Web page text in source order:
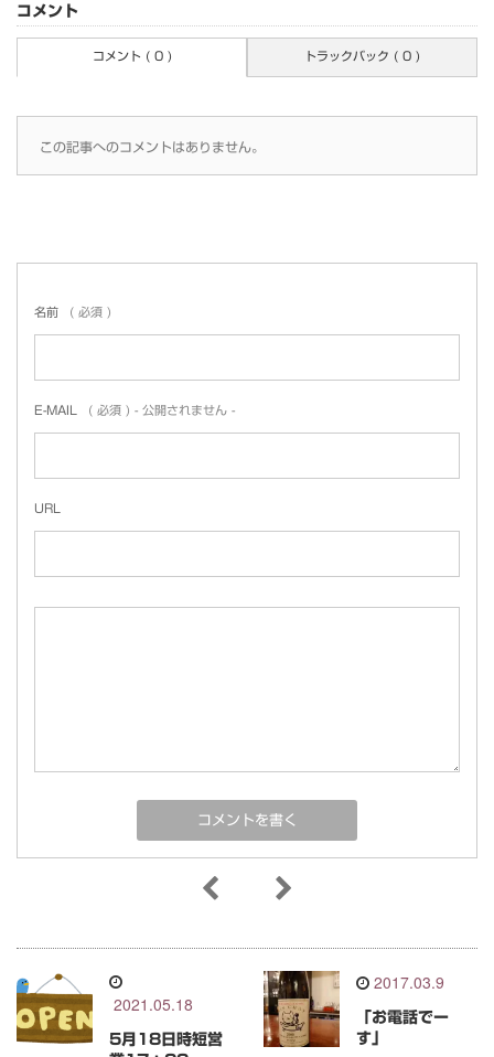
コメント
コメント ( 0 ) トラックバック ( 0 )
この記事へのコメントはありません。
名前 ( 必須 )
E-MAIL ( 必須 ) - 公開されません -
URL
2021.05.18
5月18日時短営
2017.03.9
「お電話でー
す」